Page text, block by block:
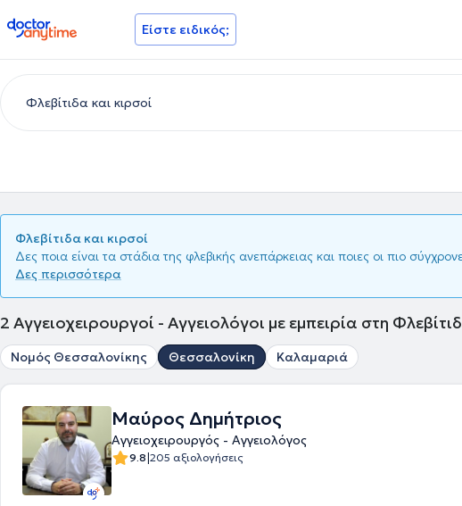
doctoranytime Είστε ειδικός;
Φλεβίτιδα και κιρσοί
Δες ποια είναι τα στάδια της φλεβικής ανεπάρκειας και ποιες οι πιο
Δες περισσότερα
2 Αγγειοχειρουργοί - Αγγειολόγοι με εμπειρία στη
Νομός Θεσσαλονίκης Θεσσαλονίκη Καλαμαριά
Μαύρος Δημήτριος
Αγγειοχειρουργός - Αγγειολόγος
9.8|205 αξιολογήσεις